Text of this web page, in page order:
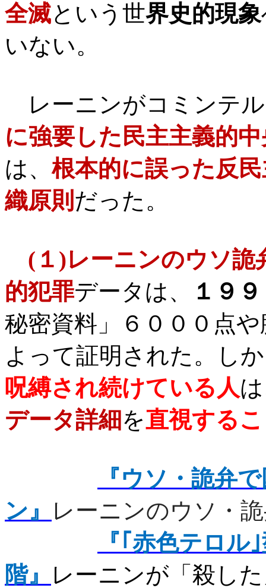
全滅という世界史的現象
いない。
レーニンがコミンテ
に強要した民主主義的
は、根本的に誤った反
織原則 だった。
( １ )レーニンのウソ詭
的犯罪データは、
１９
秘密資料」６０００点
よって証明された。し
呪縛され続けている人
データ詳細 を直視する
『ウソ・詭弁
ン』
レーニンのウソ・
『｢赤色テロ
階』
レーニンが 「殺し